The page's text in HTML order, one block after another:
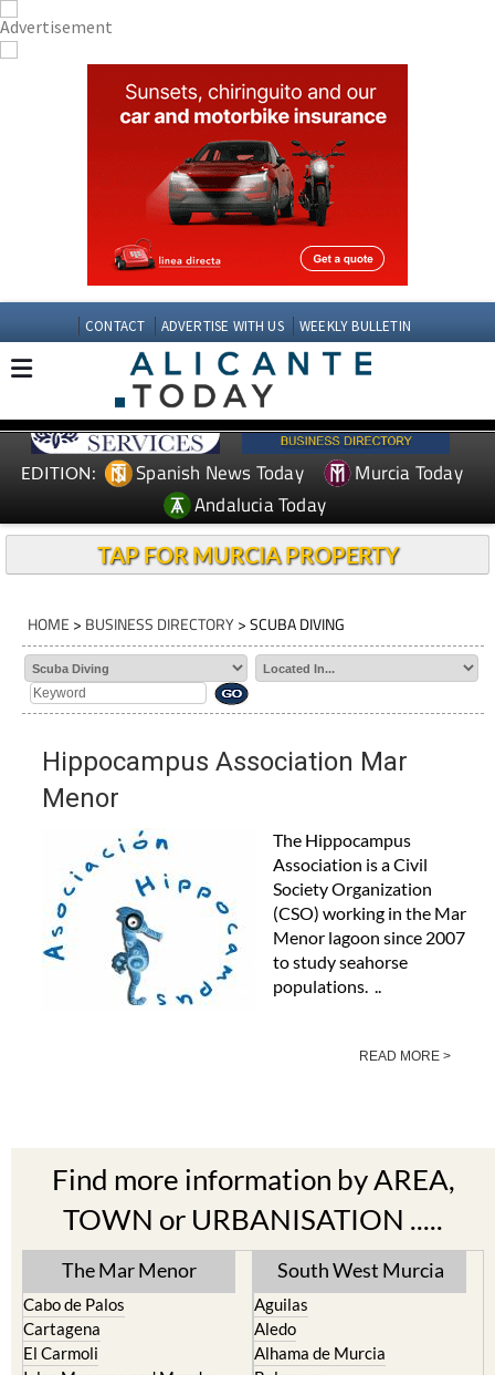
CONTACT ADVERTISE WITH US WEEKLY BULLETIN
EDITION: Spanish News Today
Murcia Today
Andalucia Today
TAP FOR MURCIA PROPERTY
HOME > BUSINESS DIRECTORY> SCUBA DIVING
Hippocampus Association Mar
Menor
The Hippocampus
Association is a Civil
Society Organization
(CSO) working in the Mar
Menor lagoon since 2007
to study seahorse
populations. ..
READ MORE >
Find more information by AREA,
TOWN or URBANISATION .....
The Mar Menor
Cabo de Palos
Cartagena
El Carmoli
South West Murcia
Aguilas
Aledo
Alhama de Murcia